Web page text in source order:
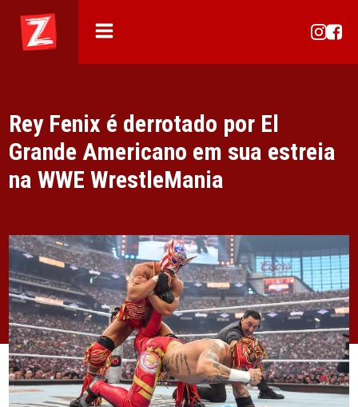
Rey Fenix é derrotado por El
Grande Americano em sua estreia
na WWE WrestleMania